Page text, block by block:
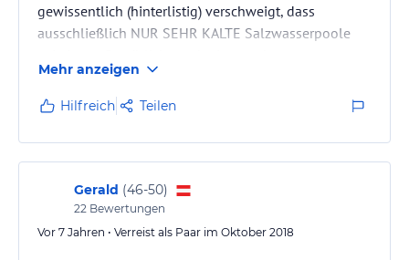
gewissentlich (hinterlistig) verschweigt, dass
ausschließlich NUR SEHR KALTE Salzwasserpoole
vergessen! Warum soll ich dort meinen - sehr teuren -
Urlaub verbringen?
Mehr anzeigen
Hilfreich Teilen
Gerald (46-50)
22 Bewertungen
Vor 7 Jahren • Verreist als Paar im Oktober 2018